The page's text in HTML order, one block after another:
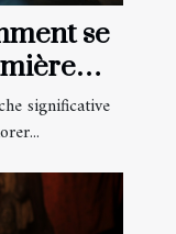
se
de
significative